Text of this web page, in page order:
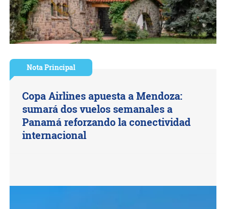
Nota Principal
Copa Airlines apuesta a Mendoza:
sumará dos vuelos semanales a
Panamá reforzando la conectividad
internacional